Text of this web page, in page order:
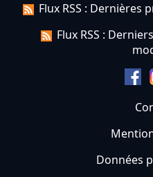
Flux RSS : Dernières
Flux RSS :
Données